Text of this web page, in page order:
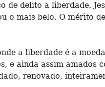
delito a liberdade.
mais belo. O mérito
a liberdade é a
e ainda assim amados
renovado,